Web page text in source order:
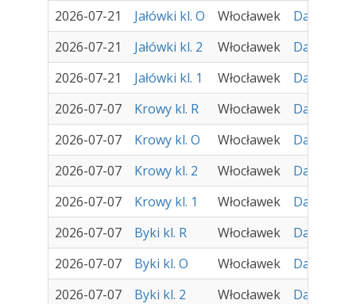
2026-07-21 Jałówki kl. O Włocławek
Damir -
2026-07-21
Jałówki kl. 2 Włocławek
Damir -
2026-07-21
Jałówki kl. 1 Włocławek
Damir -
2026-07-07
Krowy kl. R Włocławek
Damir -
2026-07-07
Krowy kl. O Włocławek
Damir -
2026-07-07
Krowy kl. 2 Włocławek
Damir -
2026-07-07
Krowy kl. 1 Włocławek
Damir -
2026-07-07
Byki kl. R Włocławek
Damir -
2026-07-07
Byki kl. O Włocławek
Damir -
2026-07-07
Byki kl. 2 Włocławek
Damir -